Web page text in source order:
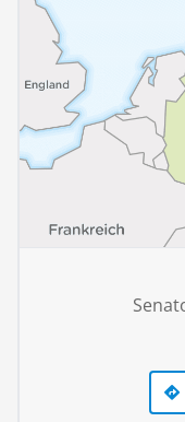
Natürliches
Dank des
Quadratmeter
Viel Helligkeit
fließende
verleihen dem
Atmosphäre –
Modernität. Die
Raumaufteilung
Das
Das Wolf-
einer lebendigen
Flexibilität macht